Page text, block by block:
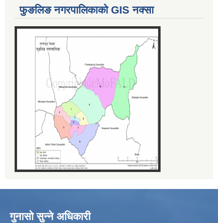
फुङलिङ नगरपालिकाको GIS नक्सा
गुनासो सुन्ने अधिकारी